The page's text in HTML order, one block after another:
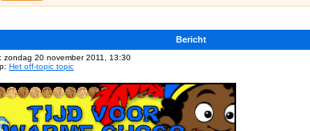
Bericht
zondag 20 november 2011, 13:30
Het off-topic topic